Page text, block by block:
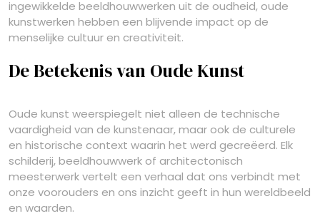
ingewikkelde beeldhouwwerken uit de oudheid, oude
kunstwerken hebben een blijvende impact op de
menselijke cultuur en creativiteit.
De Betekenis van Oude Kunst
Oude kunst weerspiegelt niet alleen de technische
vaardigheid van de kunstenaar, maar ook de culturele
en historische context waarin het werd gecreëerd. Elk
schilderij, beeldhouwwerk of architectonisch
meesterwerk vertelt een verhaal dat ons verbindt met
onze voorouders en ons inzicht geeft in hun wereldbeeld
en waarden.